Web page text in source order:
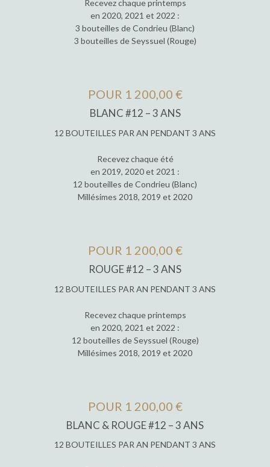
Recevez chaque printemps
en 2020, 2021 et 2022 :
3 bouteilles de Condrieu (Blanc)
3 bouteilles de Seyssuel (Rouge)
POUR 1 200,00 €
BLANC #12 – 3 ANS
12 BOUTEILLES PAR AN PENDANT 3 ANS
Recevez chaque été
en 2019, 2020 et 2021 :
12 bouteilles de Condrieu (Blanc)
Millésimes 2018, 2019 et 2020
POUR 1 200,00 €
ROUGE #12 – 3 ANS
12 BOUTEILLES PAR AN PENDANT 3 ANS
Recevez chaque printemps
en 2020, 2021 et 2022 :
12 bouteilles de Seyssuel (Rouge)
Millésimes 2018, 2019 et 2020
POUR 1 200,00 €
BLANC & ROUGE #12 – 3 ANS
12 BOUTEILLES PAR AN PENDANT 3 ANS